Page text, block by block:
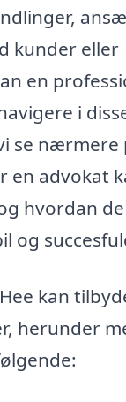
kunder eller
en
i
se nærmere
en advokat
hvordan
og
kan
herunder